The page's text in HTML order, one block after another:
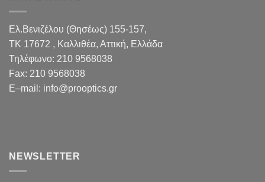
Ελ.Βενιζέλου (Θησέως) 155-157,
TK 17672 , Καλλιθέα, Αττική, Ελλάδα
Τηλέφωνο: 210 9568038
Fax: 210 9568038
E–mail : info@prooptics.gr
NEWSLETTER